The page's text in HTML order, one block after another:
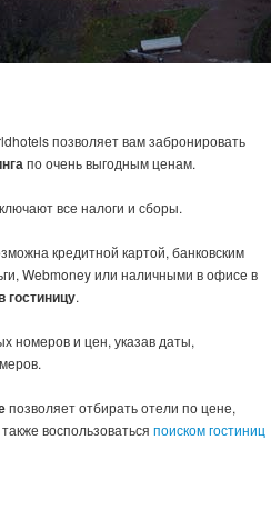
позволяет вам забронировать
по очень выгодным ценам.
все налоги и сборы.
кредитной картой, банковским
Webmoney или наличными в офисе в
гостиницу.
номеров и цен, указав даты,
позволяет отбирать отели по цене,
воспользоваться поиском гостиниц